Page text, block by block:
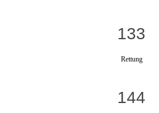
133
Rettung
144